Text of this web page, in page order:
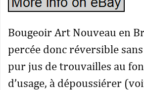
Bougeoir Art Nouveau en
percée donc réversible
pur jus de trouvailles au
d’usage, à dépoussiérer